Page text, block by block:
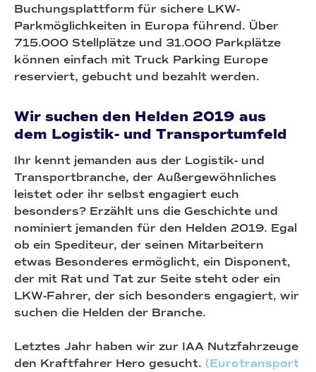
Buchungsplattform für sichere LKW-
Parkmöglichkeiten in Europa führend. Über
715.000 Stellplätze und 31.000 Parkplätze
können einfach mit Truck Parking Europe
reserviert, gebucht und bezahlt werden.
Wir suchen den Helden 2019 aus
dem Logistik- und Transportumfeld
Ihr kennt jemanden aus der Logistik- und
Transportbranche, der Außergewöhnliches
leistet oder ihr selbst engagiert euch
besonders? Erzählt uns die Geschichte und
nominiert jemanden für den Helden 2019. Egal
ob ein Spediteur, der seinen Mitarbeitern
etwas Besonderes ermöglicht, ein Disponent,
der mit Rat und Tat zur Seite steht oder ein
LKW-Fahrer, der sich besonders engagiert, wir
suchen die Helden der Branche.
Letztes Jahr haben wir zur IAA Nutzfahrzeuge
den Kraftfahrer Hero gesucht. (Eurotransport